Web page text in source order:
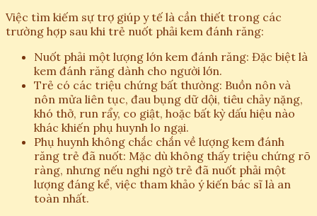
Việc tìm kiếm sự trợ giúp y tế là cần thiết trong các
trường hợp sau khi trẻ nuốt phải kem đánh răng:
Nuốt phải một lượng lớn kem đánh răng: Đặc biệt là
kem đánh răng dành cho người lớn.
Trẻ có các triệu chứng bất thường: Buồn nôn và
nôn mửa liên tục, đau bụng dữ dội, tiêu chảy nặng,
khó thở, run rẩy, co giật, hoặc bất kỳ dấu hiệu nào
khác khiến phụ huynh lo ngại.
Phụ huynh không chắc chắn về lượng kem đánh
răng trẻ đã nuốt: Mặc dù không thấy triệu chứng rõ
ràng, nhưng nếu nghi ngờ trẻ đã nuốt phải một
lượng đáng kể, việc tham khảo ý kiến bác sĩ là an
toàn nhất.